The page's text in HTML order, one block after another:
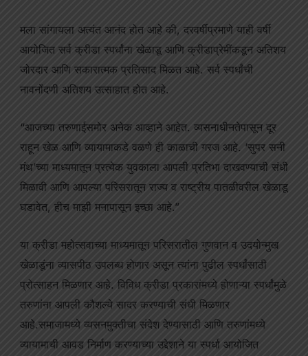
मला सांगायला अत्यंत आनंद होत आहे की, दरवर्षीप्रमाणे याही वर्षी
आयोजित सर्व क्रीडा स्पर्धांना खेळाडू आणि क्रीडाप्रेमींकडून अतिशय
जोरदार आणि सकारात्मक प्रतिसाद मिळत आहे. सर्व स्पर्धांची
नावनोंदणी अतिशय उत्साहात होत आहे.
“आजच्या तरुणाईसमोर अनेक आव्हाने आहेत. व्यसनाधीनतेपासून दूर
राहून खेळ आणि व्यायामाकडे वळणे ही काळाची गरज आहे. ‘सुपर सनी
मंथ’च्या माध्यमातून प्रत्येक युवकाला आपली प्रतिभा दाखवण्याची संधी
मिळावी आणि आपल्या परिसरातून राज्य व राष्ट्रीय पातळीवरील खेळाडू
घडावेत, हीच माझी मनापासून इच्छा आहे.”
या क्रीडा महोत्सवाच्या माध्यमातून परिसरातील गुणवान व उदयोन्मुख
खेळाडूंना व्यासपीठ उपलब्ध होणार असून त्यांना पुढील स्पर्धांसाठी
प्रोत्साहन मिळणार आहे. विविध क्रीडा प्रकारांमध्ये होणाऱ्या स्पर्धांमुळे
तरुणांना आपली कौशल्ये सादर करण्याची संधी मिळणार
आहे.समाजामध्ये व्यसनमुक्तीचा संदेश देण्यासाठी आणि तरुणांमध्ये
व्यायामाची आवड निर्माण करण्याच्या उद्देशाने या स्पर्धा आयोजित